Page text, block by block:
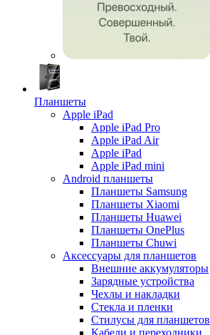
Планшеты
Apple iPad
Apple iPad Pro
Apple iPad Air
Apple iPad
Apple iPad mini
Android планшеты
Планшеты Samsung
Планшеты Xiaomi
Планшеты Huawei
Планшеты OnePlus
Планшеты Chuwi
Аксессуары для планшетов
Внешние аккумуляторы
Зарядные устройства
Чехлы и накладки
Стекла и пленки
Стилусы для планшетов
Кабели и переходники